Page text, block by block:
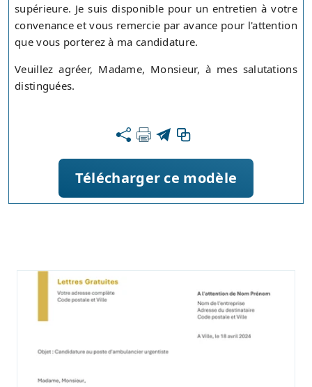
supérieure. Je suis disponible pour un entretien à votre
convenance et vous remercie par avance pour l'attention
que vous porterez à ma candidature.
Veuillez agréer, Madame, Monsieur, à mes salutations
distinguées.
Télécharger ce modèle